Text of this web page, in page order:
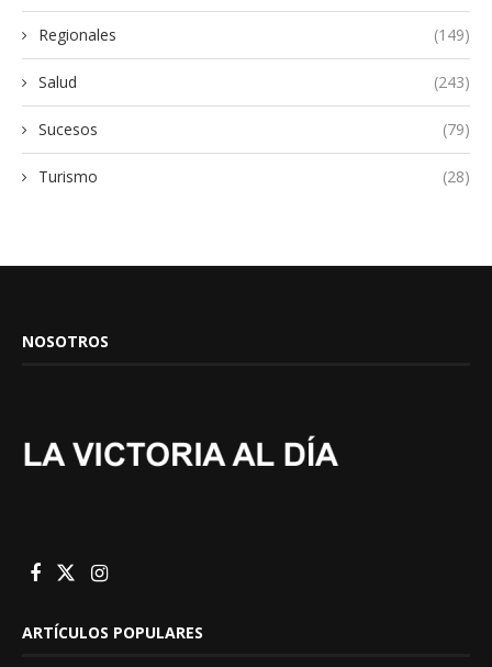
Regionales (149)
Salud (243)
Sucesos (79)
Turismo (28)
NOSOTROS
ARTÍCULOS POPULARES